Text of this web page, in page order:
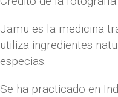
Jamu es la medicina
utiliza ingredientes
especias.
Se ha practicado en